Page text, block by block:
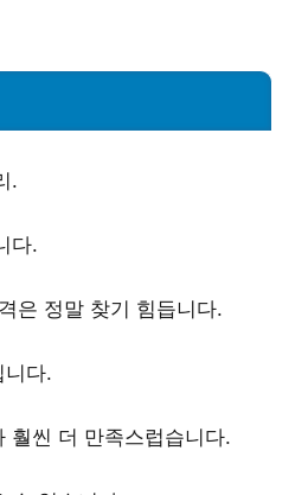
.
다.
은 정말 찾기 힘듭니다.
니다.
훨씬 더 만족스럽습니다.